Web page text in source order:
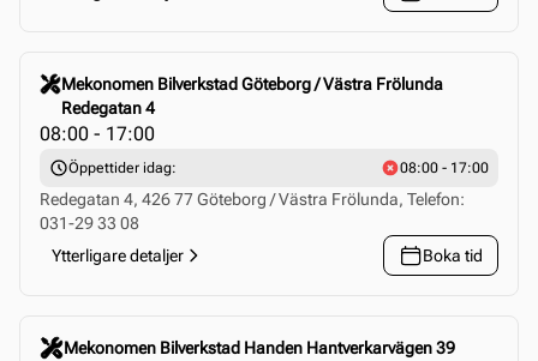
Mekonomen Bilverkstad Göteborg / Västra Frölunda
Redegatan 4
08:00 - 17:00
Öppettider idag: 08:00 - 17:00
Redegatan 4, 426 77 Göteborg / Västra Frölunda, Telefon:
031-29 33 08
Ytterligare detaljer
Boka tid
Click to select this store
Mekonomen Bilverkstad Handen Hantverkarvägen 39
Click to select this store